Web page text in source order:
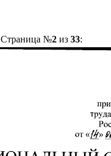
Страница №2из 33: